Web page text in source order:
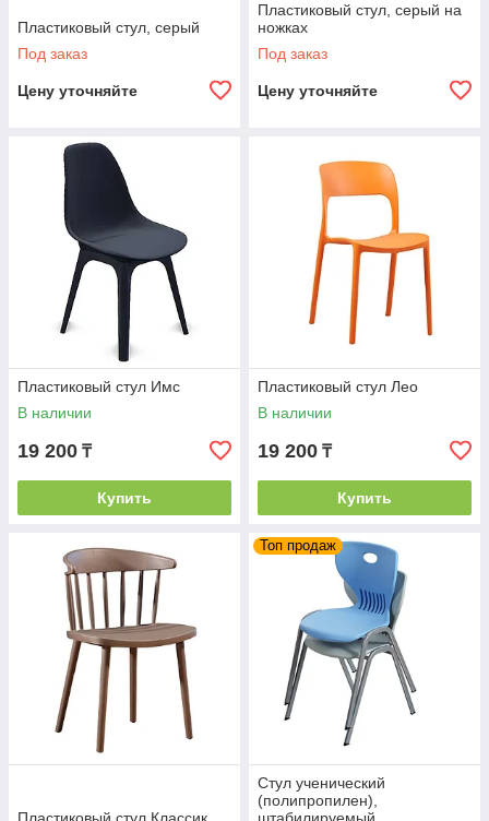
Пластиковый стул, серый
Под заказ
Цену уточняйте
Пластиковый стул, серый на
ножках
Под заказ
Цену уточняйте
Пластиковый стул Имс
В наличии
19 200 ₸
Купить
Пластиковый стул Лео
В наличии
19 200 ₸
Купить
Топ продаж
Стул ученический
(полипропилен),